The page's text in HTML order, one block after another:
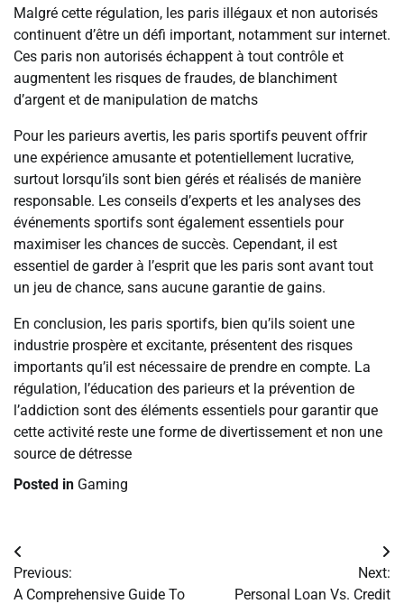
Malgré cette régulation, les paris illégaux et non autorisés
continuent d’être un défi important, notamment sur internet.
Ces paris non autorisés échappent à tout contrôle et
augmentent les risques de fraudes, de blanchiment
d’argent et de manipulation de matchs
Pour les parieurs avertis, les paris sportifs peuvent offrir
une expérience amusante et potentiellement lucrative,
surtout lorsqu’ils sont bien gérés et réalisés de manière
responsable. Les conseils d’experts et les analyses des
événements sportifs sont également essentiels pour
maximiser les chances de succès. Cependant, il est
essentiel de garder à l’esprit que les paris sont avant tout
un jeu de chance, sans aucune garantie de gains.
En conclusion, les paris sportifs, bien qu’ils soient une
industrie prospère et excitante, présentent des risques
importants qu’il est nécessaire de prendre en compte. La
régulation, l’éducation des parieurs et la prévention de
l’addiction sont des éléments essentiels pour garantir que
cette activité reste une forme de divertissement et non une
source de détresse
Posted in Gaming
Post
navigation
Previous:
A Comprehensive Guide To
Next:
Personal Loan Vs. Credit